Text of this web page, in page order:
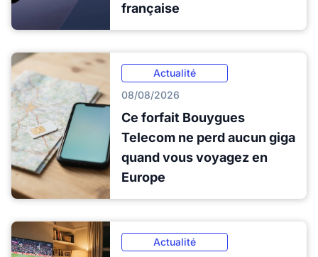
française
Actualité
08/08/2026
Ce forfait Bouygues
Telecom ne perd aucun giga
quand vous voyagez en
Europe
Actualité